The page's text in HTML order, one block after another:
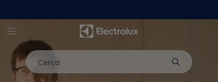
Cerca
Electrolux - Hero Block